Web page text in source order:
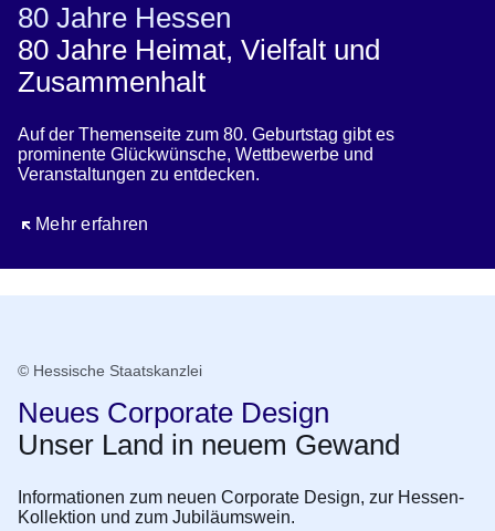
80 Jahre Hessen
80 Jahre Heimat, Vielfalt und
Zusammenhalt
Auf der Themenseite zum 80. Geburtstag gibt es
prominente Glückwünsche, Wettbewerbe und
Veranstaltungen zu entdecken.
Mehr erfahren
Öffnet sich in einem neuen Fenster
© Hessische Staatskanzlei
Neues Corporate Design
Unser Land in neuem Gewand
Informationen zum neuen Corporate Design, zur Hessen-
Kollektion und zum Jubiläumswein.